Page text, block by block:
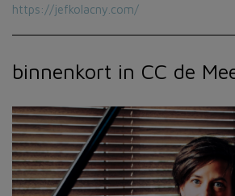
https://jefkolacny.com/
binnenkort in CC de